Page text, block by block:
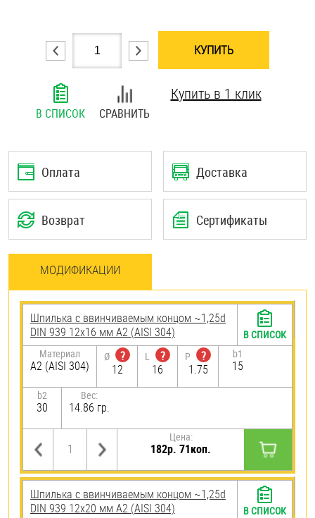
Штифты и пальцы
КУПИТЬ
В СПИСОК СРАВНИТЬ
Купить в 1 клик
Оплата Доставка
Возврат Сертификаты
МОДИФИКАЦИИ
Шпилька c ввинчиваемым концом ~1,25d
DIN 939 12х16 мм А2 (AISI 304)
Материал
А2 (AISI 304)
Ø
?
12
L
?
16
P
?
1.75
b1
15
b2
30
Вес:
14.86 гр.
Цена:
182р. 71коп.
В СПИСОК
Шпилька c ввинчиваемым концом ~1,25d
DIN 939 12х20 мм А2 (AISI 304)
В СПИСОК